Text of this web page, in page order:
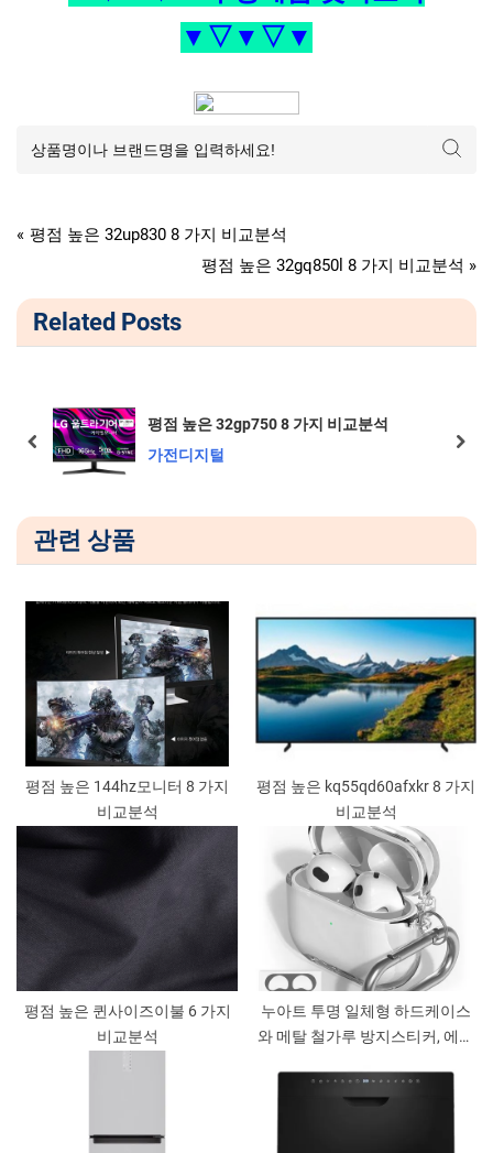
▼▽▼▽▼
가전디지털
글
색
P
v
i
s
s
평점 높은 32up830 8 가지 비교분석
N
t
s
t
평점 높은 32gq850l 8 가지 비교분석
Related Posts
평점 높은 32gp750 8 가지 비교분석
가전디지털
prev next
관련 상품
평점 높은 144hz모니터 8 가지
비교분석
평점 높은 kq55qd60afxkr 8 가지
비교분석
평점 높은 퀸사이즈이불 6 가지
비교분석
누아트 투명 일체형 하드케이스
와 메탈 철가루 방지스티커, 에어